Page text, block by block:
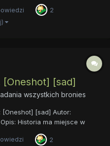
się, że
2
[Oneshot] [sad]
wszystkich bronies
[Oneshot] [sad] Autor:
Historia ma miejsce w
2